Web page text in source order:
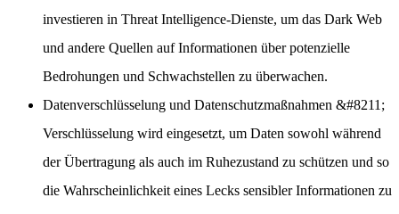
investieren in Threat Intelligence-Dienste, um das Dark Web
und andere Quellen auf Informationen über potenzielle
Bedrohungen und Schwachstellen zu überwachen.
Datenverschlüsselung und Datenschutzmaßnahmen &#8211;
Verschlüsselung wird eingesetzt, um Daten sowohl während
der Übertragung als auch im Ruhezustand zu schützen und so
die Wahrscheinlichkeit eines Lecks sensibler Informationen zu